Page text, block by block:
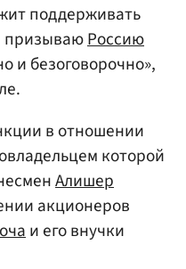
поддерживать
призываюРоссию
и безоговорочно»,
в отношении
которой
Алишер
акционеров
и его внучки